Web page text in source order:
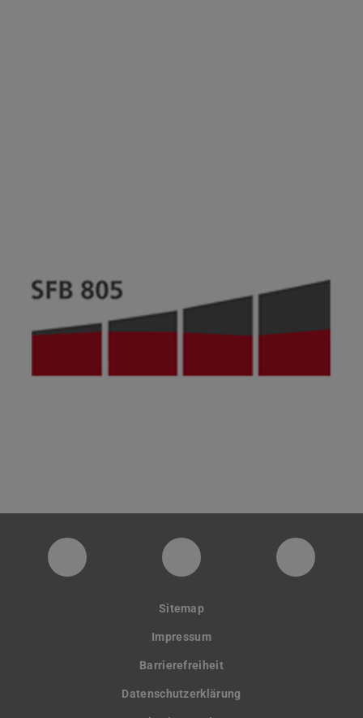
PTW YouTube KanalPTW LinkedIn
Sitemap
Impressum
Barrierefreiheit
Datenschutzerklärung